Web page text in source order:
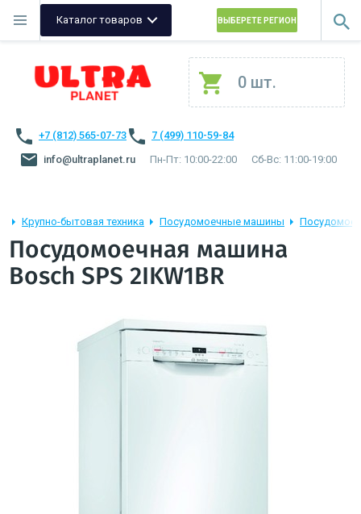
Каталог товаров ВЫБЕРЕТЕ РЕГИОН
0 шт.
+7 (812) 565-07-73
7 (499) 110-59-84
info@ultraplanet.ru
Пн-Пт: 10:00-22:00 Сб-Вс: 11:00-19:00
Крупно-бытовая техника Посудомоечные машины
Посудомоечная машина
Bosch SPS 2IKW1BR